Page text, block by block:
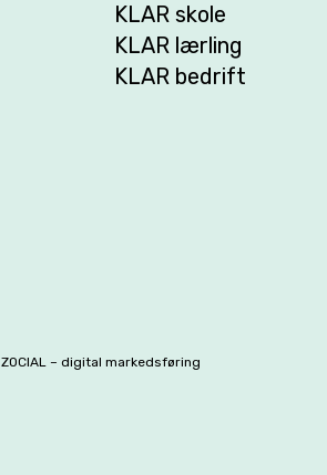
KLAR skole
KLAR lærling
KLAR bedrift
ZOCIAL – digital markedsføring